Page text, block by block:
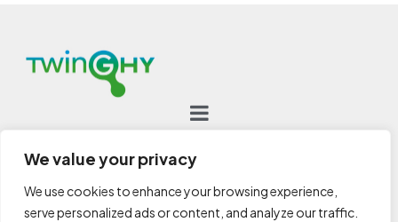
We value your privacy
We use cookies to enhance your browsing experience,
serve personalized ads or content, and analyze our traffic.
Funding from the European Union’s RFCS Big